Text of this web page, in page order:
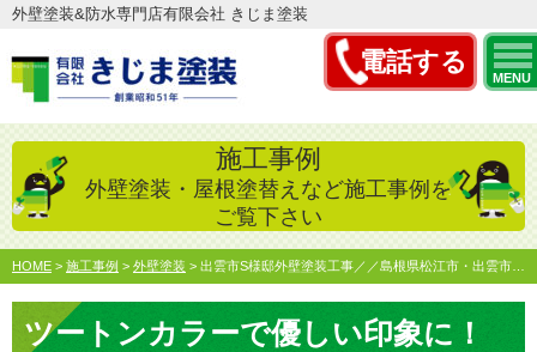
電話する
MENU
外壁塗装&防水専門店有限会社 きじま塗装
施工事例
外壁塗装・屋根塗替えなど施工事例を
ご覧下さい
HOME > 施工事例 > 外壁塗装 > 出雲市S様邸外壁塗装工事／／島根県松江市・出雲市・雲南市・…
ツートンカラーで優しい印象に！